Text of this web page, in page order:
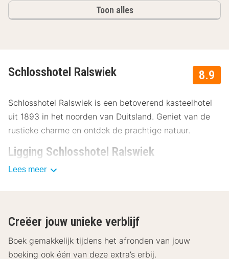
Toon alles
8.9
Schlosshotel Ralswiek
Schlosshotel Ralswiek is een betoverend kasteelhotel
uit 1893 in het noorden van Duitsland. Geniet van de
rustieke charme en ontdek de prachtige natuur.
Ligging Schlosshotel Ralswiek
Schlosshotel Ralswiek ligt in de schilderachtige stad
de haven en de ruines dichtbij. Ook kan je iets verder
gaan naar het strand. Voor de cultuurliefhebber is het
openluchttheater op een steenworp afstand.
Lees meer
Creëer jouw unieke verblijf
Boek gemakkelijk tijdens het afronden van jouw
boeking ook één van deze extra’s erbij.